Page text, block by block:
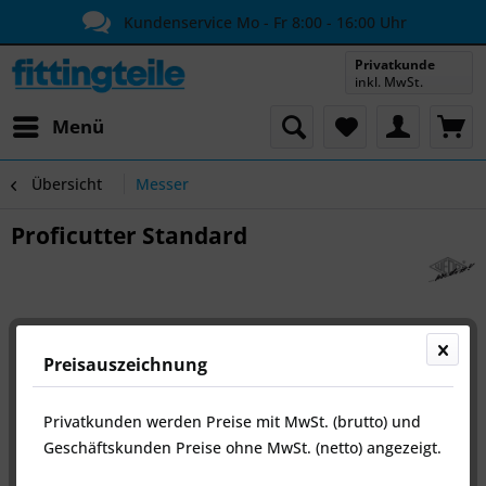
Kundenservice Mo - Fr 8:00 - 16:00 Uhr
Menü
Privatkunde
inkl. MwSt.
Übersicht Messer
Proficutter Standard
Preisauszeichnung
Privatkunden werden Preise mit MwSt. (brutto) und
Geschäftskunden Preise ohne MwSt. (netto) angezeigt.